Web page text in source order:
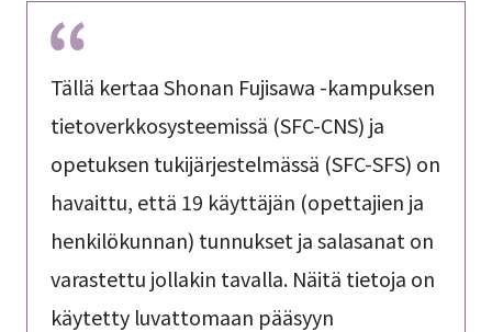
Tällä kertaa Shonan Fujisawa -kampuksen
tietoverkkosysteemissä (SFC-CNS) ja
opetuksen tukijärjestelmässä (SFC-SFS) on
havaittu, että 19 käyttäjän (opettajien ja
henkilökunnan) tunnukset ja salasanat on
varastettu jollakin tavalla. Näitä tietoja on
käytetty luvattomaan pääsyyn